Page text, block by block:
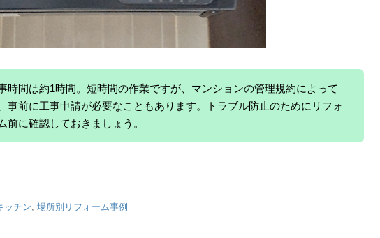
時間は約1時間。短時間の作業ですが、マンションの管理規約によって
事前に工事申請が必要なこともあります。トラブル防止のためにリフォ
前に確認しておきましょう。
ッチン, 場所別リフォーム事例